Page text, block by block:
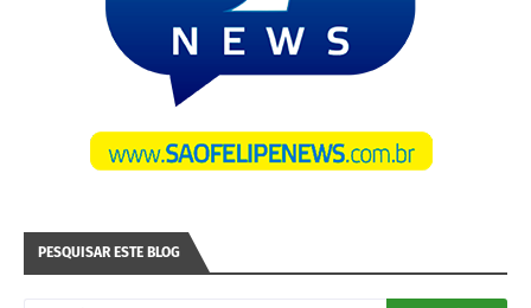
PESQUISAR ESTE BLOG